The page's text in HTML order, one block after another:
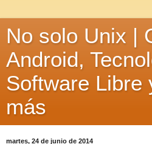
No solo Unix |
Android,
Software Libre
más
martes, 24 de junio de 2014